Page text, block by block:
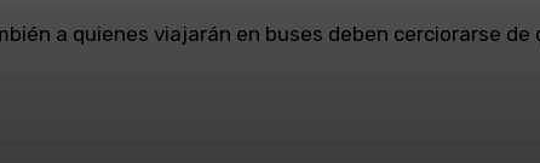
a quienes viajarán en buses deben cerciorarse